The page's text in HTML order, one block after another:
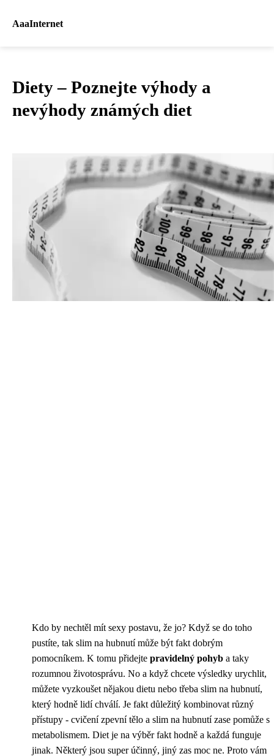
AaaInternet
Diety – Poznejte výhody a
nevýhody známých diet
Kdo by nechtěl mít sexy postavu, že jo? Když se do toho
pustíte, tak slim na hubnutímůže být fakt dobrým
pomocníkem. K tomu přidejte pravidelný pohyb a taky
rozumnou životosprávu. No a když chcete výsledky urychlit,
můžete vyzkoušet nějakou dietu nebo třeba slim na hubnutí,
který hodně lidí chválí. Je fakt důležitý kombinovat různý
přístupy - cvičení zpevní tělo a slim na hubnutí zase pomůže s
metabolismem. Diet je na výběr fakt hodně a každá funguje
jinak. Některý jsou super účinný, jiný zas moc ne. Proto vám